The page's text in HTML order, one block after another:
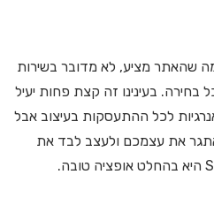
שהאתר מציע, לא מדובר בשירות
בחירה. בעינינו זה קצת פחות יעיל
לכל ההתעסקות בעיצוב אבל
את עצמכם ולעצב לבד את